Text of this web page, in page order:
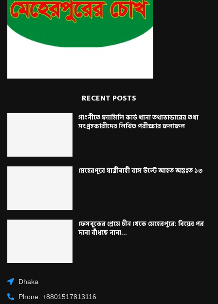
RECENT POSTS
গাংনীতে ফ্যামিলি কার্ড খানা তথ্যভান্ডারের তথ্য
সংগ্রহকারীদের লিখিত পরীক্ষার ফলাফল
মেহেরপুরে যাত্রীবাহী বাস উল্টে আহত অন্তঃত ১৩
ফেসবুকের প্রেমে চীন থেকে মেহেরপুরে: বিয়ের পর
দানা বাঁধছে নানা...
Dhaka
Phone: +8801517813116